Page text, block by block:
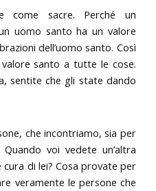
come sacre. Perché un
uomo santo ha un valore
dell’uomo santo. Così
santo a tutte le cose.
sentite che gli state dando
che incontriamo, sia per
voi vedete un’altra
di lei? Cosa provate per
veramente le persone che